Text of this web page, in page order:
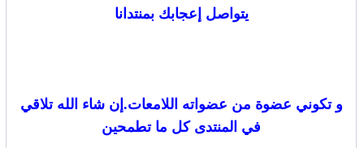
يتواصل إعجابك بمنتدانا
و تكوني عضوة من عضواته اللامعات.إن شاء الله تلاقي
في المنتدى كل ما تطمحين